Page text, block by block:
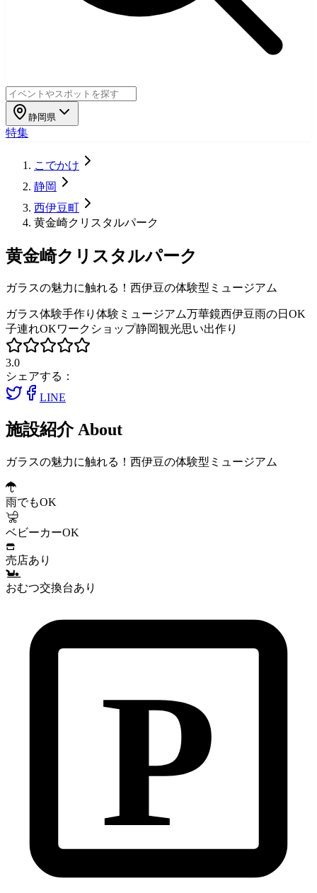
静岡県
特集
こでかけ
静岡
西伊豆町
黄金崎クリスタルパーク
黄金崎クリスタルパーク
ガラスの魅力に触れる！西伊豆の体験型ミュージアム
ガラス体験手作り体験 ミュージアム万華鏡西伊豆雨の日OK
子連れOKワークショップ静岡観光思い出作り
3.0
シェアする：
LINE
施設紹介 About
ガラスの魅力に触れる！西伊豆の体験型ミュージアム
雨でもOK
ベビーカーOK
売店あり
おむつ交換台あり
P